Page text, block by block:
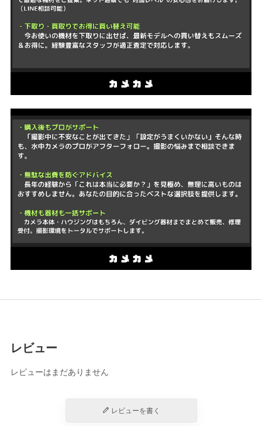
レビュー
レビューはまだありません
レビューを書く